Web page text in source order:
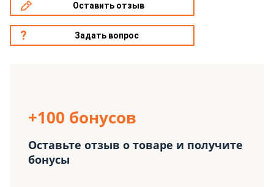
Оставить отзыв
Задать вопрос
+100 бонусов
Оставьте отзыв о товаре и получите
бонусы